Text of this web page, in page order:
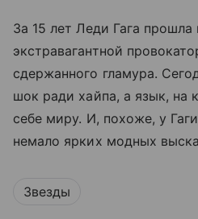
За 15 лет Леди Гага прошла
экстравагантной
сдержанного гламура.
шок ради хайпа, а язык, на
себе миру. И, похоже, у
немало ярких модных
Звезды